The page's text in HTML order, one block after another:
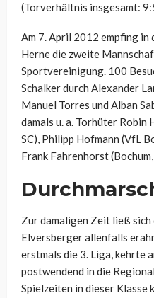
(Torverhältnis insgesamt:
Am 7. April 2012 empfing in
Herne die zweite
Sportvereinigung. 100
Schalker durch Alexander
Manuel Torres und Alban
damals u. a. Torhüter Robin
SC), Philipp Hofmann (VfL
Frank Fahrenhorst
Zur damaligen Zeit ließ
Elversberger allenfalls
erstmals die 3. Liga, kehrte
postwendend in die
Spielzeiten in dieser